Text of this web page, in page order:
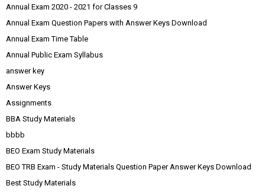
Annual Exam 2020 - 2021 for Classes 9
Annual Exam Question Papers with Answer Keys Download
Annual Exam Time Table
Annual Public Exam Syllabus
answer key
Answer Keys
Assignments
BBA Study Materials
bbbb
BEO Exam Study Materials
BEO TRB Exam - Study Materials Question Paper Answer Keys Download
Best Study Materials